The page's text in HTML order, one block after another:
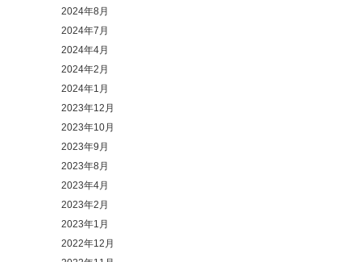
2024年8月
2024年7月
2024年4月
2024年2月
2024年1月
2023年12月
2023年10月
2023年9月
2023年8月
2023年4月
2023年2月
2023年1月
2022年12月